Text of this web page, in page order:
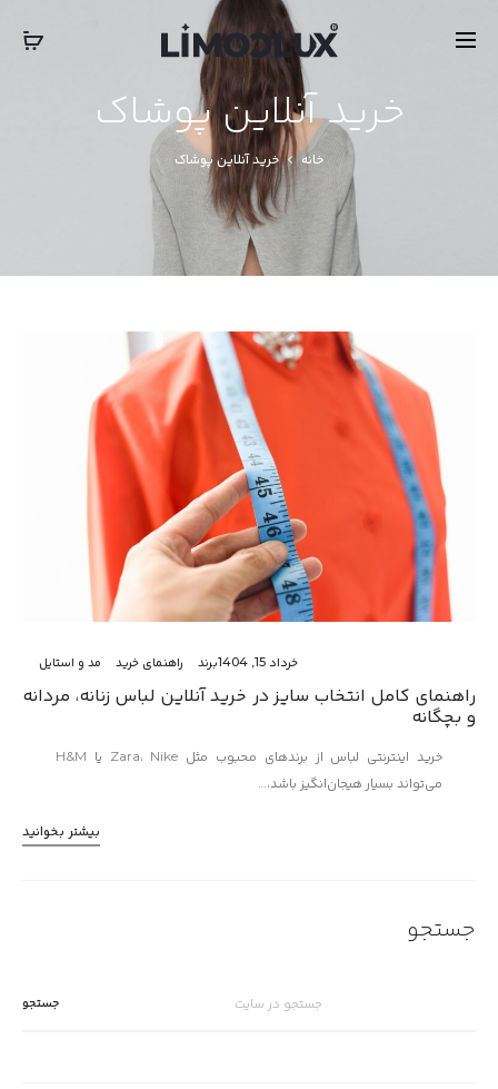
بستن
‎‎ ‎ International Express Shipping: 5-7 Business Days
خرید آنلاین پوشاک
خانه خرید آنلاین پوشاک
خرداد 15, 1404 برند راهنمای خرید مد و استایل
راهنمای کامل انتخاب سایز در خرید آنلاین لباس زنانه، مردانه
و بچگانه
خرید اینترنتی لباس از برندهای محبوب مثل Zara، Nike یا H&M
می‌تواند بسیار هیجان‌انگیز باشد،…
بیشتر بخوانید
جستجو